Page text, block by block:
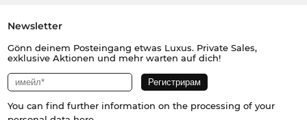
Newsletter
Gönn deinem Posteingang etwas Luxus. Private Sales,
exklusive Aktionen und mehr warten auf dich!
You can find further information on the processing of your